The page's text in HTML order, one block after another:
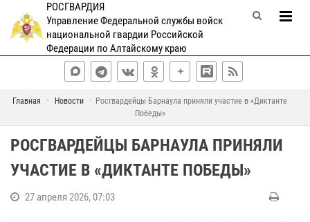
РОСГВАРДИЯ
Управление Федеральной службы войск
национальной гвардии Российской
Федерации по Алтайскому краю
Главная Новости
Росгвардейцы Барнаула приняли участие в «Диктанте
Победы»
РОСГВАРДЕЙЦЫ БАРНАУЛА ПРИНЯЛИ
УЧАСТИЕ В «ДИКТАНТЕ ПОБЕДЫ»
27 апреля 2026, 07:03